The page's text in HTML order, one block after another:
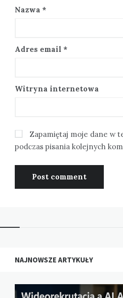
Nazwa *
Adres email *
Witryna internetowa
Zapamiętaj moje dane w
podczas pisania kolejnych
NAJNOWSZE ARTYKUŁY